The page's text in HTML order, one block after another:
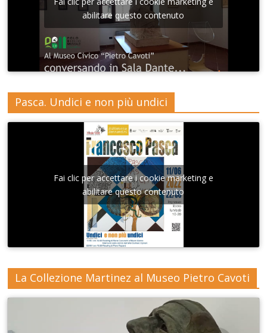
abilitare questo contenuto
Pasca. Undici e non più undici
Fai clic per accettare i cookie marketing e
abilitare questo contenuto
La Collezione Martinez al Museo Pietro Cavoti